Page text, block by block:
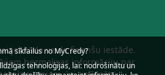
jebkāda veida finanšu iestāde.
bezmaksas informāciju par
sīkfailus no MyCredy?
tehnoloģijas, lai: nodrošinātu un